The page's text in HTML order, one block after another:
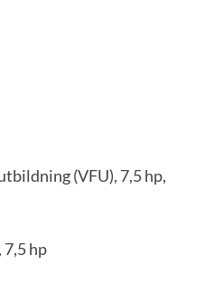
(VFU), 7,5 hp,
hp